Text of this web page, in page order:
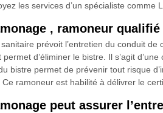
les services d’un spécialiste comme
, ramoneur
prévoit l’entretien du conduit
d’éliminer le bistre. Il s’agit
bistre permet de prévenir tout risque
ramoneur est habilité à délivrer le
peut assurer